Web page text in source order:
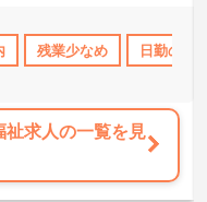
退職金制度あり
残業少なめ 日勤のみ
祉求人の一覧を見